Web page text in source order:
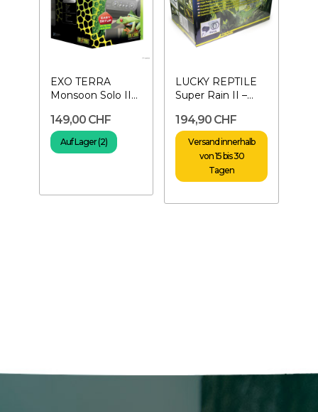
EXO TERRA
Monsoon Solo II
Programmierbares...
149,00 CHF
Auf Lager (2)
LUCKY REPTILE
Super Rain II –
194,90 CHF
Versand innerhalb
von 15 bis 30
Tagen